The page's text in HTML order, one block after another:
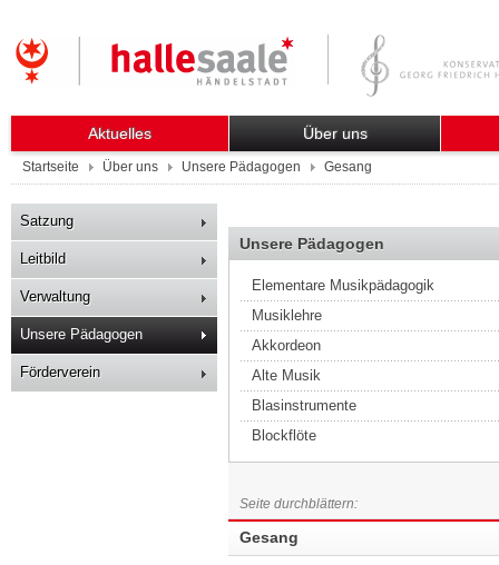
Aktuelles Über uns
Startseite Über uns Unsere Pädagogen Gesang
Satzung
Leitbild
Verwaltung
Unsere Pädagogen
Förderverein
Unsere Pädagogen
Elementare Musikpädagogik
Musiklehre
Akkordeon
Alte Musik
Blasinstrumente
Blockflöte
Seite durchblättern:
Gesang